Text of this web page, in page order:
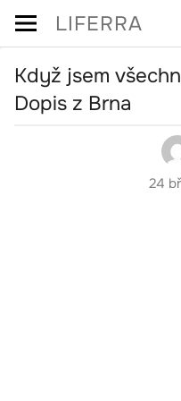
Skip
LIFERRA
Když jsem
Dopis z Brna
24